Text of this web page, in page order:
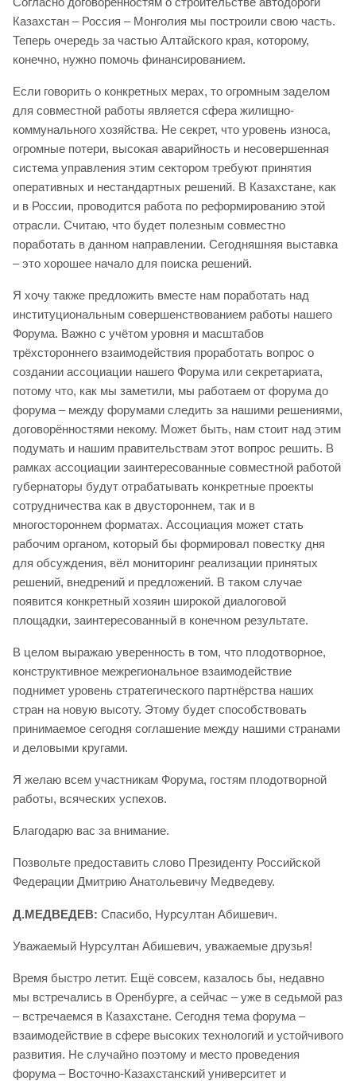
Казахстан – Россия – Монголия мы построили свою часть.
Теперь очередь за частью Алтайского края, которому,
конечно, нужно помочь финансированием.
Если говорить о конкретных мерах, то огромным заделом
для совместной работы является сфера жилищно-
коммунального хозяйства. Не секрет, что уровень износа,
огромные потери, высокая аварийность и несовершенная
система управления этим сектором требуют принятия
оперативных и нестандартных решений. В Казахстане, как
и в России, проводится работа по реформированию этой
отрасли. Считаю, что будет полезным совместно
поработать в данном направлении. Сегодняшняя выставка
– это хорошее начало для поиска решений.
Я хочу также предложить вместе нам поработать над
институциональным совершенствованием работы нашего
Форума. Важно с учётом уровня и масштабов
трёхстороннего взаимодействия проработать вопрос о
создании ассоциации нашего Форума или секретариата,
потому что, как мы заметили, мы работаем от форума до
форума – между форумами следить за нашими решениями,
договорённостями некому. Может быть, нам стоит над этим
подумать и нашим правительствам этот вопрос решить. В
рамках ассоциации заинтересованные совместной работой
губернаторы будут отрабатывать конкретные проекты
сотрудничества как в двустороннем, так и в
многостороннем форматах. Ассоциация может стать
рабочим органом, который бы формировал повестку дня
для обсуждения, вёл мониторинг реализации принятых
решений, внедрений и предложений. В таком случае
появится конкретный хозяин широкой диалоговой
площадки, заинтересованный в конечном результате.
В целом выражаю уверенность в том, что плодотворное,
конструктивное межрегиональное взаимодействие
поднимет уровень стратегического партнёрства наших
стран на новую высоту. Этому будет способствовать
принимаемое сегодня соглашение между нашими странами
и деловыми кругами.
Я желаю всем участникам Форума, гостям плодотворной
работы, всяческих успехов.
Благодарю вас за внимание.
Позвольте предоставить слово Президенту Российской
Федерации Дмитрию Анатольевичу Медведеву.
Д.МЕДВЕДЕВ: Спасибо, Нурсултан Абишевич.
Уважаемый Нурсултан Абишевич, уважаемые друзья!
Время быстро летит. Ещё совсем, казалось бы, недавно
мы встречались в Оренбурге, а сейчас – уже в седьмой раз
– встречаемся в Казахстане. Сегодня тема форума –
взаимодействие в сфере высоких технологий и устойчивого
развития. Не случайно поэтому и место проведения
форума – Восточно-Казахстанский университет и